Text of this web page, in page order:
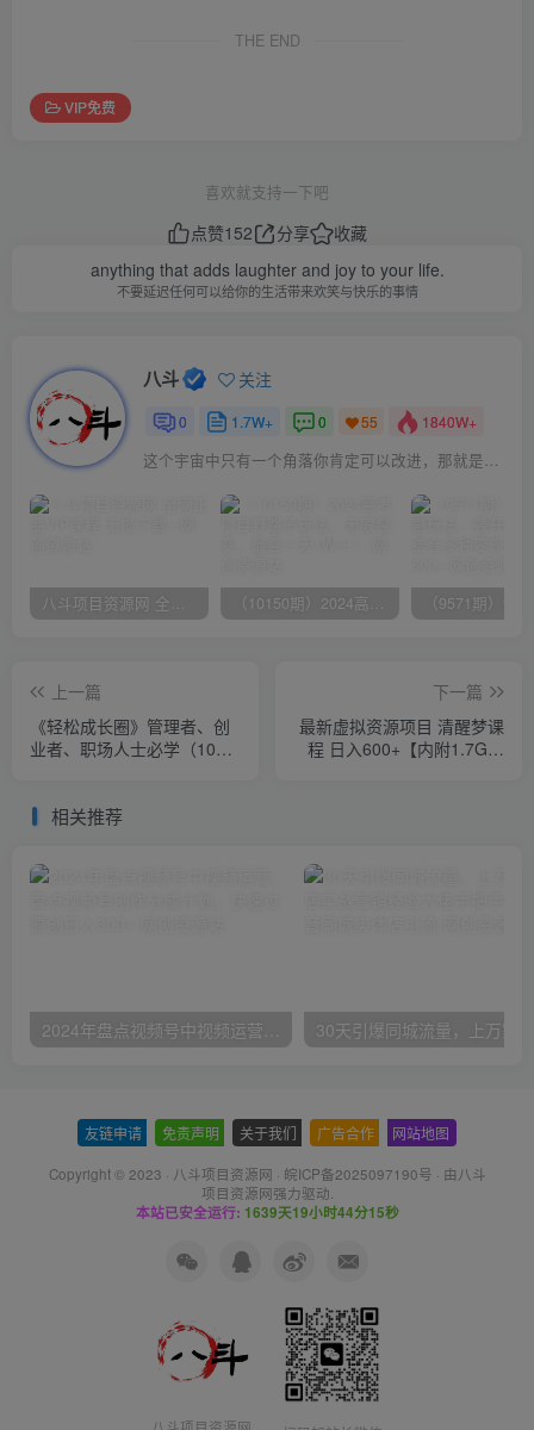
THE END
VIP免费
喜欢就支持一下吧
点赞152 分享
收藏
anything that adds laughter and joy to your life.
不要延迟任何可以给你的生活带来欢笑与快乐的事情
八斗 关注
0 1.7W+ 0 55 1840W+
这个宇宙中只有一个角落你肯定可以改进，那就是你自己
八斗项目资源网 全网正品VIP课程 无损下载~ （10150期）2024高考项目野路子玩法，无限裂变，最高一天1W＋！
上一篇
《轻松成长圈》管理者、创
业者、职场人士必学（106
下一篇
最新虚拟资源项目 清醒梦课
程 日入600+【内附1.7G资
相关推荐
2024年盘点视频号中视频运营，盘点视频号创作分成计划，快速过原创日入300+
友链申请 免责声明 关于我们 广告合作 网站地图
Copyright © 2023 · 八斗项目资源网 · 皖ICP备2025097190号 · 由八斗
项目资源网强力驱动.
本站已安全运行: 1639天19小时44分16秒
八斗项目资源网